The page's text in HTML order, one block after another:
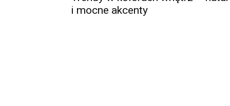
i mocne akcenty